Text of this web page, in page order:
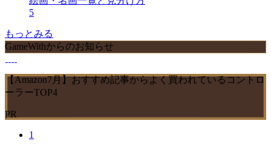
5
もっとみる
GameWithからのお知らせ
【Amazon7月】おすすめ記事からよく買われているコントロ
ーラーTOP4
PR
1